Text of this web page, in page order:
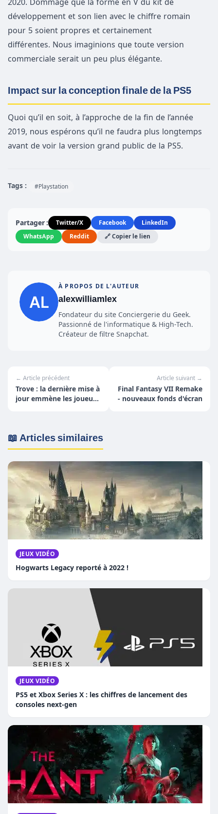
développement et son lien avec le chiffre romain
pour 5 soient propres et certainement
différentes. Nous imaginions que toute version
commerciale serait un peu plus élégante.
Impact sur la conception finale de la PS5
Quoi qu’il en soit, à l’approche de la fin de l’année
2019, nous espérons qu’il ne faudra plus longtemps
avant de voir la version grand public de la PS5.
Tags : #Playstation
Partager : Twitter/X Facebook
LinkedIn
WhatsApp
Reddit 🔗 Copier le lien
À PROPOS DE L'AUTEUR
alexwilliamlex
Fondateur du site Conciergerie du Geek.
Passionné de l'informatique & High-Tech.
Créateur de filtre Snapchat.
← Article précédent
Trove : la dernière mise à
jour emmène les joueurs
Article suivant →
Final Fantasy VII Remake
- nouveaux fonds d'écran
📖 Articles similaires
JEUX VIDÉO
Hogwarts Legacy reporté à 2022 !
JEUX VIDÉO
PS5 et Xbox Series X : les chiffres de lancement des
consoles next-gen